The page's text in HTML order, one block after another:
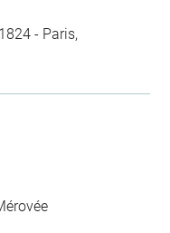
- Paris,